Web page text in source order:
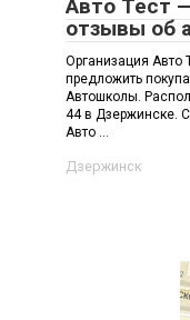
Авто Тест
отзывы об
Организация Авто
предложить
Автошколы.
44 в Дзержинске.
Авто ...
Дзержинск